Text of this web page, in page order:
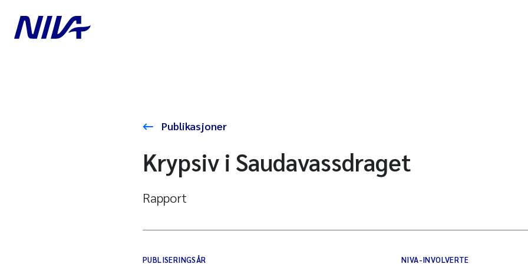
Publikasjoner
Krypsiv i Saudavassdraget
Rapport
PUBLISERINGSÅR NIVA-INVOLVERTE